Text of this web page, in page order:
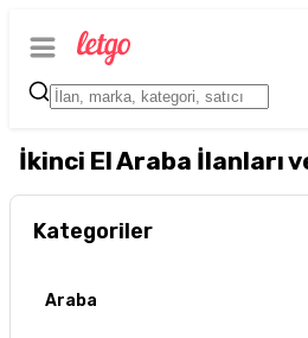
İkinci El Araba İlanları
Kategoriler
Araba